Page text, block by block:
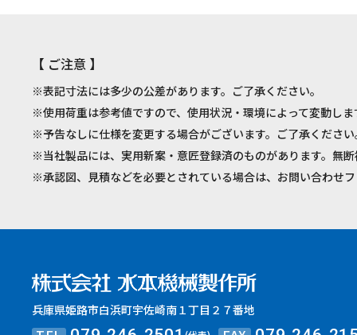
【 ご注意 】
※表記寸法には多少の公差があります。ご了承ください。
※使用荷重は参考値ですので、使用状況・環境によって変動し
※予告なしに仕様を変更する場合がございます。ご了承くださ
※当社製品には、実用新案・意匠登録済のものがあります。無
※承認図、見積などを必要とされている場合は、お問い合わせ
兵庫県姫路市白浜町宇佐崎南１丁目２７番地